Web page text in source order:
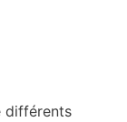
différents